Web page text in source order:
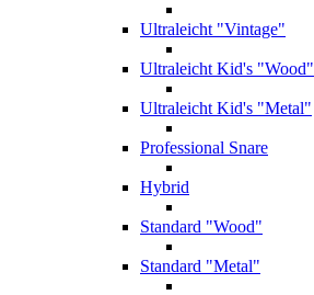
Ultraleicht "Vintage"
Ultraleicht Kid's "Wood"
Ultraleicht Kid's "Metal"
Professional Snare
Hybrid
Standard "Wood"
Standard "Metal"